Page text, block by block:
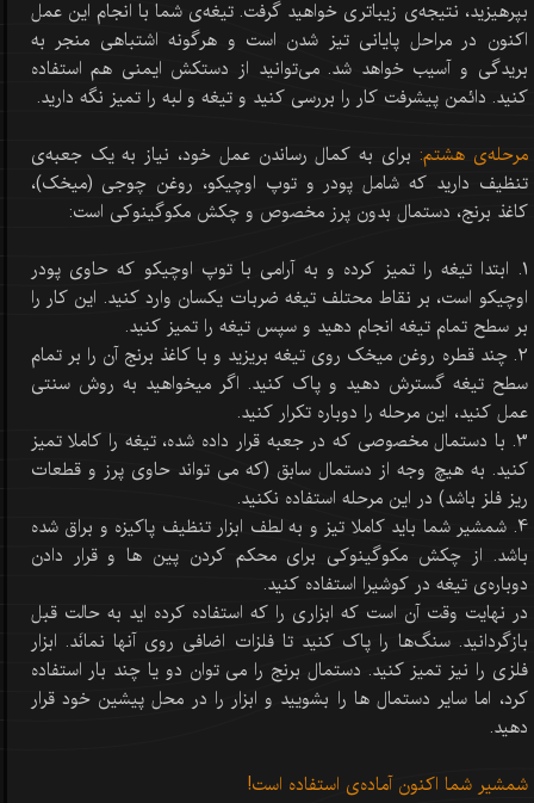
بپرهیزید، نتیجه‌ی زیباتری خواهید گرفت. تیغه‌ی شما با انجام این عمل
اکنون در مراحل پایانی تیز شدن است و هرگونه اشتباهی منجر به
بریدگی و آسیب خواهد شد. می‌توانید از دستکش ایمنی هم استفاده
کنید. دائمن پیشرفت کار را بررسی کنید و تیغه و لبه را تمیز نگه دارید.
مرحله‌ی هشتم: برای به کمال رساندن عمل خود، نیاز به یک جعبه‌ی
تنظیف دارید که شامل پودر و توپ اوچیکو، روغن چوجی (میخک)،
کاغذ برنج، دستمال بدون پرز مخصوص و چکش مکوگینوکی است:
1. ابتدا تیغه را تمیز کرده و به آرامی با توپ اوچیکو که حاوی پودر
اوچیکو است، بر نقاط محتلف تیغه ضربات یکسان وارد کنید. این کار را
بر سطح تمام تیغه انجام دهید و سپس تیغه را تمیز کنید.
2. چند قطره روغن میخک روی تیغه بریزید و با کاغذ برنج آن را بر تمام
سطح تیغه گسترش دهید و پاک کنید. اگر میخواهید به روش سنتی
عمل کنید، این مرحله را دوباره تکرار کنید.
3. با دستمال مخصوصی که در جعبه قرار داده شده، تیغه را کاملا تمیز
کنید. به هیچ وجه از دستمال سابق (که می تواند حاوی پرز و قطعات
ریز فلز باشد) در این مرحله استفاده نکنید.
4. شمشیر شما باید کاملا تیز و به لطف ابزار تنظیف پاکیزه و براق شده
باشد. از چکش مکوگینوکی برای محکم کردن پین ها و قرار دادن
دوباره‌ی تیغه در کوشیرا استفاده کنید.
در نهایت وقت آن است که ابزاری را که استفاده کرده اید به حالت قبل
بازگردانید. سنگ‌ها را پاک کنید تا فلزات اضافی روی آنها نمانَد. ابزار
فلزی را نیز تمیز کنید. دستمال برنج را می توان دو یا چند بار استفاده
کرد، اما سایر دستمال ها را بشویید و ابزار را در محل پیشین خود قرار
دهید.
شمشیر شما اکنون آماده‌ی استفاده است!